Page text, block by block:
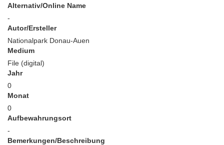
Alternativ/Online Name
-
Autor/Ersteller
Nationalpark Donau-Auen
Medium
File (digital)
Jahr
0
Monat
0
Aufbewahrungsort
-
Bemerkungen/Beschreibung